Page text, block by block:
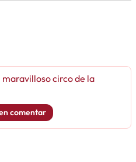
maravilloso circo de la
comentar